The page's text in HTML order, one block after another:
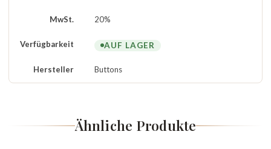
MwSt. 20%
Verfügbarkeit AUF LAGER
Hersteller Buttons
Ähnliche Produkte